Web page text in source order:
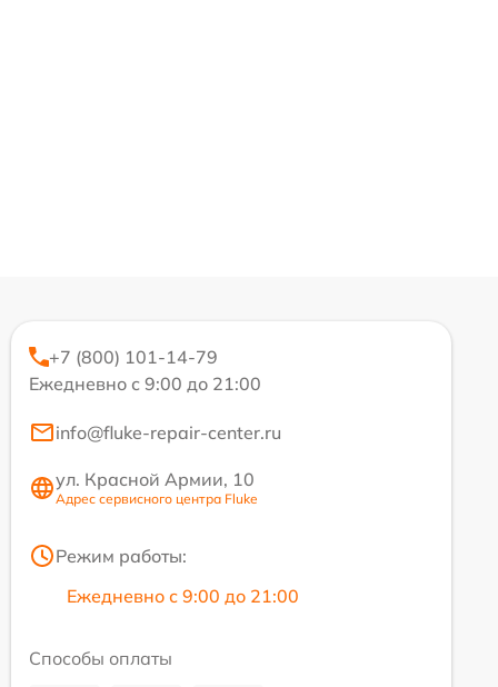
+7 (800) 101-14-79
Ежедневно с 9:00 до 21:00
info@fluke-repair-center.ru
ул. Красной Армии, 10
Адрес сервисного центра Fluke
Режим работы:
Ежедневно с 9:00 до 21:00
Способы оплаты